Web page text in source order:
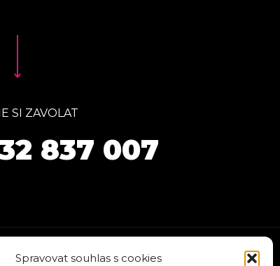
Spravovat souhlas s cookies
SI ZAVOLAT
837 007